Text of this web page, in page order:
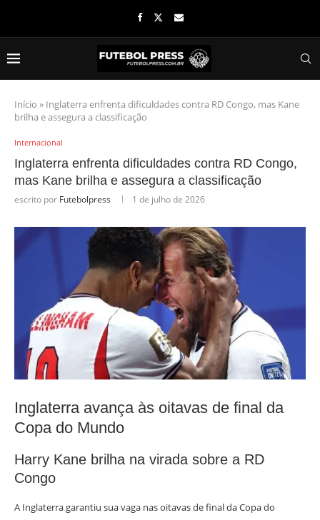
Início » Inglaterra enfrenta dificuldades contra RD Congo, mas Kane
brilha e assegura a classificação
Internacional
Inglaterra enfrenta dificuldades contra RD Congo,
mas Kane brilha e assegura a classificação
escrito por Futebolpress 1 de julho de 2026
Inglaterra avança às oitavas de final da
Copa do Mundo
Harry Kane brilha na virada sobre a RD
Congo
A Inglaterra garantiu sua vaga nas oitavas de final da Copa do